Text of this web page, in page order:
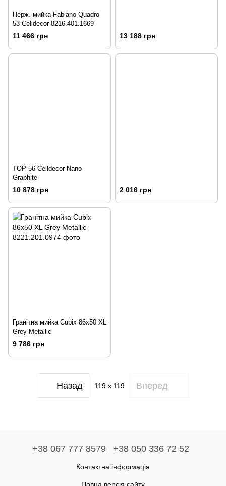
Нерж. мийка Fabiano Quadro
53 Celldecor 8216.401.1669
11 466 грн 13 188 грн
TOP 56 Celldecor Nano
Graphite
10 878 грн 2 016 грн
Гранітна мийка Cubix 86x50 XL
Grey Metallic
9 786 грн
Назад 119з 119 Вперед
+38 067 777 8579 +38 050 336 72 52
Контактна інформація
Повна версія сайту